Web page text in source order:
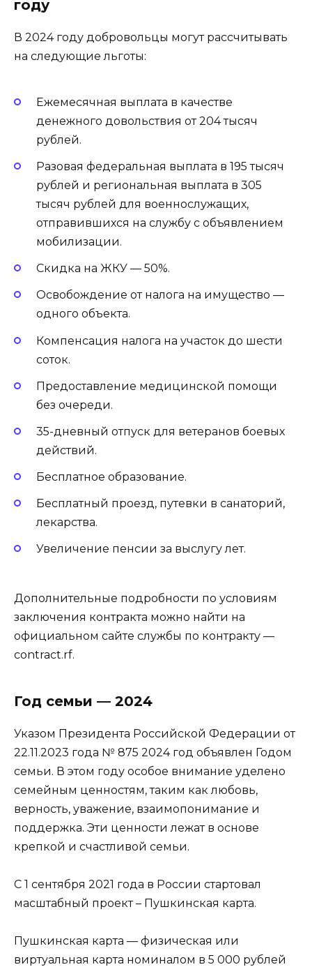
году
В 2024 году добровольцы могут рассчитывать
на следующие льготы:
Ежемесячная выплата в качестве
денежного довольствия от 204 тысяч
рублей.
Разовая федеральная выплата в 195 тысяч
рублей и региональная выплата в 305
тысяч рублей для военнослужащих,
отправившихся на службу с объявлением
мобилизации.
Скидка на ЖКУ — 50%.
Освобождение от налога на имущество —
одного объекта.
Компенсация налога на участок до шести
соток.
Предоставление медицинской помощи
без очереди.
35-дневный отпуск для ветеранов боевых
действий.
Бесплатное образование.
Бесплатный проезд, путевки в санаторий,
лекарства.
Увеличение пенсии за выслугу лет.
Дополнительные подробности по условиям
заключения контракта можно найти на
официальном сайте службы по контракту —
contract.rf.
Год семьи — 2024
Указом Президента Российской Федерации от
22.11.2023 года № 875 2024 год объявлен Годом
семьи. В этом году особое внимание уделено
семейным ценностям, таким как любовь,
верность, уважение, взаимопонимание и
поддержка. Эти ценности лежат в основе
крепкой и счастливой семьи.
С 1 сентября 2021 года в России стартовал
масштабный проект – Пушкинская карта.
Пушкинская карта — физическая или
виртуальная карта номиналом в 5 000 рублей